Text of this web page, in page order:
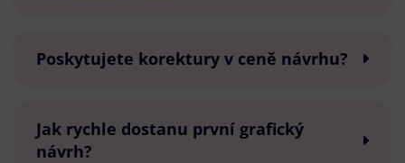
Poskytujete korektury v ceně návrhu?
Jak rychle dostanu první grafický
návrh?